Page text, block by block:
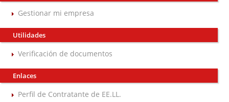
Gestionar mi empresa
Utilidades
Verificación de documentos
Enlaces
Perfil de Contratante de EE.LL.